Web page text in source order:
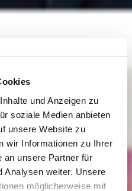
und Anzeigen zu
soziale Medien anbieten
unsere Website zu
wir Informationen zu Ihrer
an unsere Partner für
Analysen weiter. Unsere
möglicherweise mit